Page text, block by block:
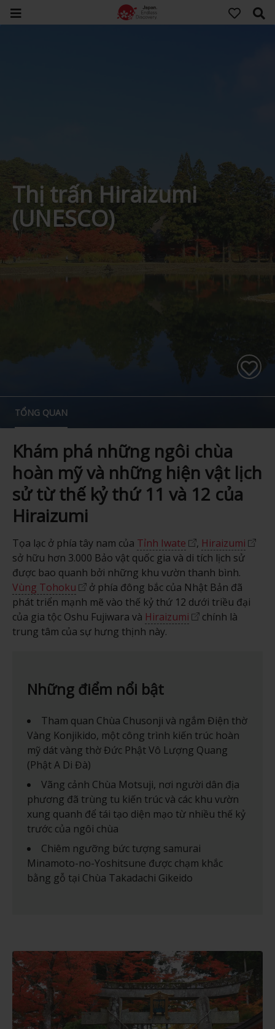
Thị trấn Hiraizumi
(UNESCO)
TỔNG QUAN
Khám phá những ngôi chùa
hoàn mỹ và những hiện vật lịch
sử từ thế kỷ thứ 11 và 12 của
Hiraizumi
Tọa lạc ở phía tây nam của Tỉnh Iwate , Hiraizumi
sở hữu hơn 3.000 Bảo vật quốc gia và di tích lịch sử
được bao quanh bởi những khu vườn thanh bình.
Vùng Tohoku
ở phía đông bắc của Nhật Bản đã
phát triển mạnh mẽ vào thế kỷ thứ 12 dưới triều đại
của gia tộc Oshu Fujiwara và Hiraizumi
chính là
trung tâm của sự hưng thịnh này.
Những điểm nổi bật
Tham quan Chùa Chusonji và ngắm Điện thờ
Vàng Konjikido, một công trình kiến trúc hoàn
mỹ dát vàng thờ Đức Phật Vô Lượng Quang
(Phật A Di Đà)
Vãng cảnh Chùa Motsuji, nơi người dân địa
phương đã trùng tu kiến trúc và các khu vườn
xung quanh để tái tạo diện mạo từ nhiều thế kỷ
trước của ngôi chùa
Chiêm ngưỡng bức tượng samurai
Minamoto-no-Yoshitsune được chạm khắc
bằng gỗ tại Chùa Takadachi Gikeido